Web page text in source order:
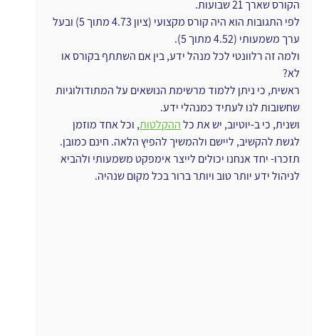
הקורס שארך 21 שבועות.
לפי התגובות הוא היה קורס מקצועי (ציון 4.73 מתוך 5) ובעל
ערך משמעותי (4.52 מתוך 5).
ולמה זה רלוונטי לכל מנהל ידע, בין אם השתתף בקורס או
לא?
ראשית, כי ניתן ללמוד מרשימת הנושאים על המתודולוגיות
שחשובות לנו לעתיד כמנהלי ידע.
ושנית, כי ב-יוטיוב, יש את כל ההקלטות, וכל אחד מוזמן
לגשת להקשיב, ליישם ולהמשיך להפיץ הלאה. חינם כמובן.
תזכרו- יחד אנחנו יכולים לייצר אימפקט משמעותי ולהביא
לניהול ידע יותר טוב ויותר ברור בכל מקום שנהיה.